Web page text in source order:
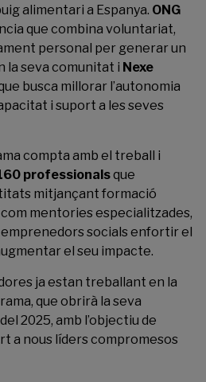
alimentari a Espanya. ONG
que combina voluntariat,
personal per generar un
la seva comunitat i Nexe
busca millorar l’autonomia
i suport a les seves
compta amb el treball i
professionalsque
mitjançant formació
mentories especialitzades,
emprenedors socials enfortir el
el seu impacte.
ja estan treballant en la
que obrirà la seva
2025, amb l’objectiu de
a nous líders compromesos